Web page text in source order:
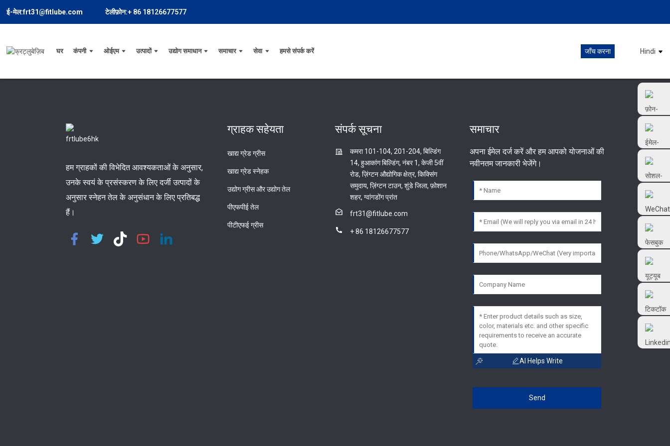
ई-मेल:frt31@fitlube.com टेलीफ़ोन:+ 86 18126677577
घर कंपनी ओईएम उत्पादों उद्योग समाधान समाचार सेवा हमसे संपर्क करें जाँच करना Hindi
@FRTLUBE8
@FRTLUBE8
हम ग्राहकों की विभेदित आवश्यकताओं के अनुसार,
उनके स्वयं के प्रसंस्करण के लिए दर्जी उत्पादों के
अनुसार स्नेहन तेल के अनुसंधान के लिए प्रतिबद्ध
हैं।
ग्राहक सहेयता
खाद्य ग्रेड ग्रीस
खाद्य ग्रेड स्नेहक
उद्योग ग्रीस और उद्योग तेल
पीएफपीई तेल
पीटीएफई ग्रीस
संपर्क सूचना
कमरा 101-104, 201-204, बिल्डिंग
14, हुआकांग बिल्डिंग, नंबर 1, केजी 5वीं
रोड, ज़िंग्टन औद्योगिक क्षेत्र, किक्सिंग
समुदाय, ज़िंग्टन टाउन, शुंडे जिला, फ़ोशान
शहर, ग्वांगडोंग प्रांत
frt31@fitlube.com
+ 86 18126677577
समाचार
अपना ईमेल दर्ज करें और हम आपको योजनाओं की
नवीनतम जानकारी भेजेंगे।
AI Helps Write
Send